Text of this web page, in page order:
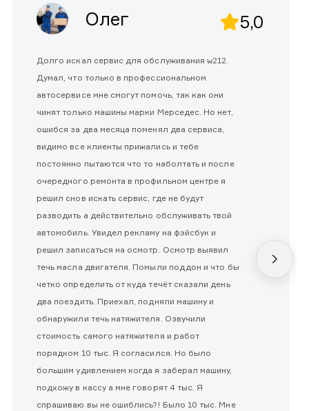
Олег 5,0
Долго искал сервис для обслуживания w212.
Думал, что только в профессиональном
автосервисе мне смогут помочь, так как они
чинят только машины марки Мерседес. Но нет,
ошибся за два месяца поменял два сервиса,
видимо все клиенты прижались и тебе
постоянно пытаются что то наболтать и после
очередного ремонта в профильном центре я
решил снов искать сервис, где не будут
разводить а действительно обслуживать твой
автомобиль. Увидел рекламу на фэйсбук и
решил записаться на осмотр. Осмотр выявил
течь масла двигателя. Помыли поддон и что бы
четко определить от куда течёт сказали день
два поездить. Приехал, подняли машину и
обнаружили течь натяжителя. Озвучили
стоимость самого натяжителя и работ
порядком 10 тыс. Я согласился. Но было
большим удивлением когда я заберал машину,
подхожу в кассу а мне говорят 4 тыс. Я
спрашиваю вы не ошиблись?! Было 10 тыс. Мне